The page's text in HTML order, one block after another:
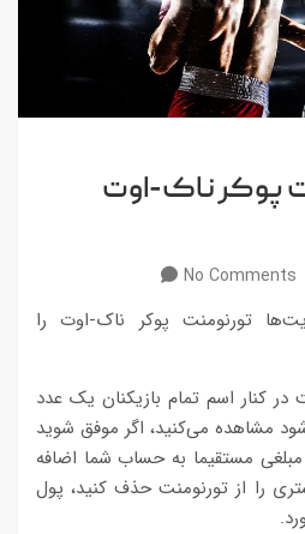
پوکر ناک-اوت
No Comments
تورنومنت پوکر ناک-اوت را
کنار اسم تمام بازیکنان یک عدد
مشاهده می‌کنید، اگر موفق شوید
مستقیما به حساب شما اضافه
را از تورنومنت حذف کنید، پول